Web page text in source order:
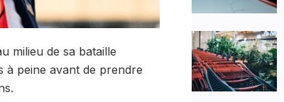
milieu de sa bataille
à peine avant de prendre